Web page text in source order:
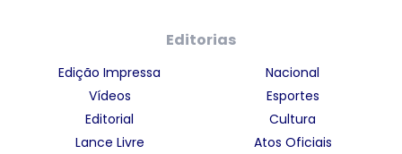
Editorias
Edição Impressa
Vídeos
Editorial
Lance Livre
Nacional
Esportes
Cultura
Atos Oficiais